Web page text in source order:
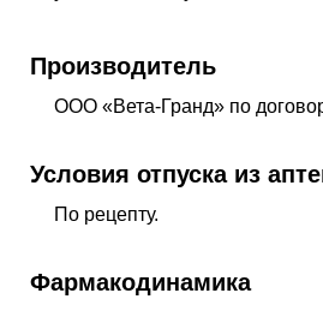
Производитель
ООО «Вета-Гранд» по
Условия отпуска из
По рецепту.
Фармакодинамика